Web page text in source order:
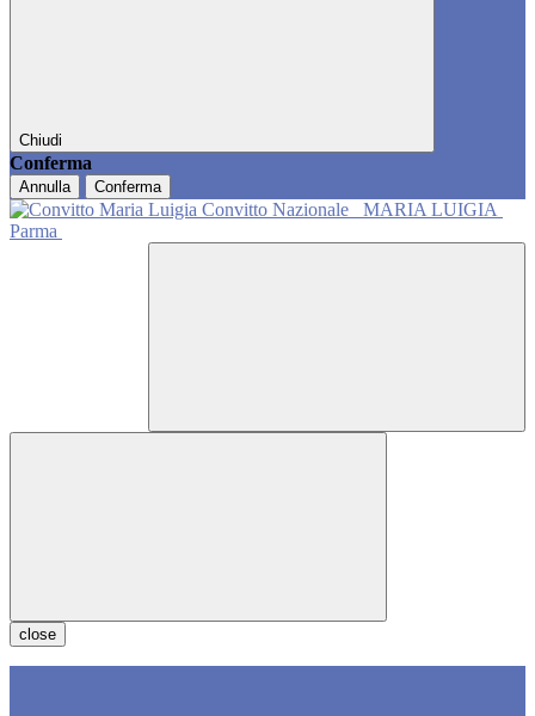
Chiudi
Conferma
Annulla Conferma
Convitto Nazionale
MARIA LUIGIA
Parma
close